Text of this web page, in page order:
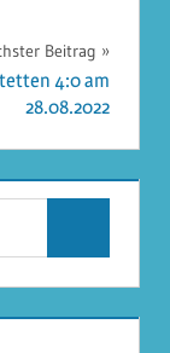
Beitrag
4:0 am
28.08.2022